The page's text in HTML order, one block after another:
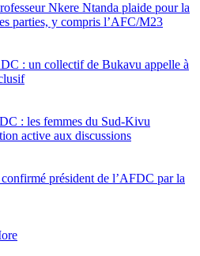
Nkere Ntanda plaide pour la
parties, y compris l’AFC/M23
: un collectif de Bukavu appelle à
: les femmes du Sud-Kivu
active aux discussions
président de l’AFDC par la